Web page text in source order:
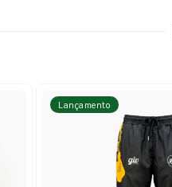
Lançamento